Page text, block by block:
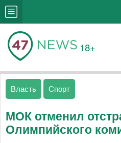
18+
Власть Спорт
МОК отменил
Олимпийского